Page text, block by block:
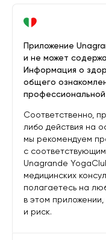
Приложение
и не может
Информация о
общего
профессиональной
Соответственно,
либо действия на
мы рекомендуем
с
Unagrande
медицинских
полагаетесь на
в этом
и риск.